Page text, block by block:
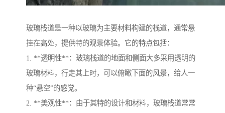
玻璃栈道是一种以玻璃为主要材料构建的栈道，通常悬
挂在高处，提供特的观景体验。它的特点包括：
1. **透明性**：玻璃栈道的地面和侧面大多采用透明的
玻璃材料，行走其上时，可以俯瞰下面的风景，给人一
种“悬空”的感觉。
2. **美观性**：由于其特的设计和材料，玻璃栈道常常